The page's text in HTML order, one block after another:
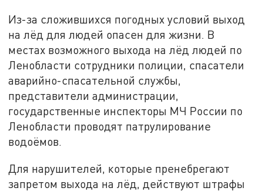
Из-за сложившихся погодных условий выход
на лёд для людей опасен для жизни. В
местах возможного выхода на лёд людей по
Ленобласти сотрудники полиции, спасатели
аварийно-спасательной службы,
представители администрации,
государственные инспекторы МЧ России по
Ленобласти проводят патрулирование
водоёмов.
Для нарушителей, которые пренебрегают
запретом выхода на лёд, действуют штрафы